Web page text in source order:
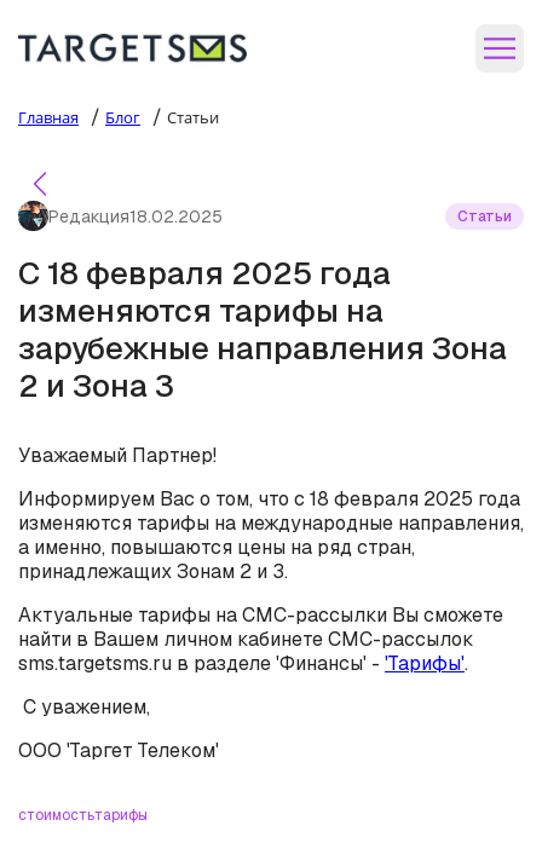
Главная / Блог / Статьи
Редакция18.02.2025 Статьи
С 18 февраля 2025 года
изменяются тарифы на
зарубежные направления Зона
2 и Зона 3
Уважаемый Партнер!
Информируем Вас о том, что с 18 февраля 2025 года
изменяются тарифы на международные направления,
а именно, повышаются цены на ряд стран,
принадлежащих Зонам 2 и 3.
Актуальные тарифы на СМС-рассылки Вы сможете
найти в Вашем личном кабинете СМС-рассылок
sms.targetsms.ru в разделе 'Финансы' - 'Тарифы'.
С уважением,
ООО 'Таргет Телеком'
стоимостьтарифы